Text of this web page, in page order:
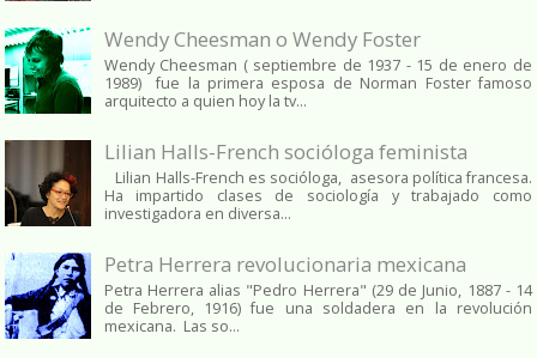
Wendy Cheesman o Wendy Foster
Wendy Cheesman ( septiembre de 1937 - 15 de enero de
1989) fue la primera esposa de Norman Foster famoso
arquitecto a quien hoy la tv...
Lilian Halls-French socióloga feminista
Lilian Halls-French es socióloga, asesora política francesa.
Ha impartido clases de sociología y trabajado como
investigadora en diversa...
Petra Herrera revolucionaria mexicana
Petra Herrera alias "Pedro Herrera" (29 de Junio, 1887 - 14
de Febrero, 1916) fue una soldadera en la revolución
mexicana. Las so...